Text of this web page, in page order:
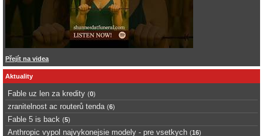
Přejít na videa
Aktuality
Fable uz len za kredity (0)
zranitelnost ac routerů tenda (6)
Fable 5 is back (5)
Anthropic vypol najvykonejsie modely - pre vsetkych (16)